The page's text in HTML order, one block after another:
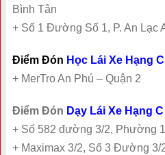
Bình Tân
+ Số 1 Đường Số 1, P. An Lạc
Điểm Đón Học Lái Xe Hạng
+ MerTro An Phú – Quận 2
Điểm Đón Dạy Lái Xe Hạng
+ Số 582 đường 3/2, Phường
+ Maximax 3/2, Số 3 Đường 3/